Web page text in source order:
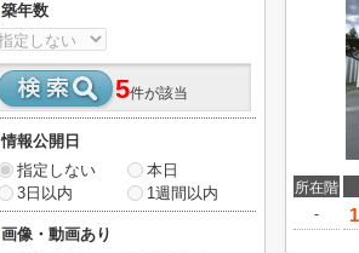
所在階
-
築年数
5件が該当
情報公開日
指定しない
本日
3日以内
1週間以内
画像・動画あり